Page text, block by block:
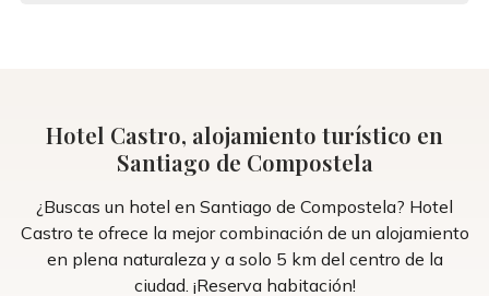
Hotel Castro, alojamiento turístico en
Santiago de Compostela
¿Buscas un hotel en Santiago de Compostela? Hotel
Castro te ofrece la mejor combinación de un alojamiento
en plena naturaleza y a solo 5 km del centro de la
ciudad. ¡Reserva habitación!